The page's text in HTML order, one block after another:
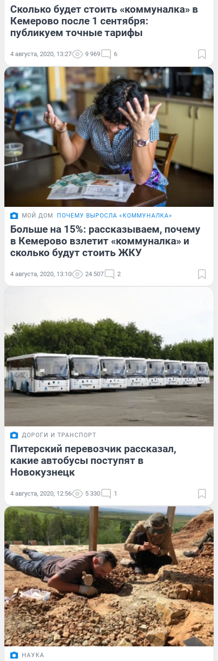
Сколько будет стоить «коммуналка» в
Кемерово после 1 сентября:
публикуем точные тарифы
4 августа, 2020, 13:27 9 969 6
МОЙ ДОМ ПОЧЕМУ ВЫРОСЛА «КОММУНАЛКА»
Больше на 15%: рассказываем, почему
в Кемерово взлетит «коммуналка» и
сколько будут стоить ЖКУ
4 августа, 2020, 13:10 24 507 2
ДОРОГИ И ТРАНСПОРТ
Питерский перевозчик рассказал,
какие автобусы поступят в
Новокузнецк
4 августа, 2020, 12:56 5 330 1
НАУКА